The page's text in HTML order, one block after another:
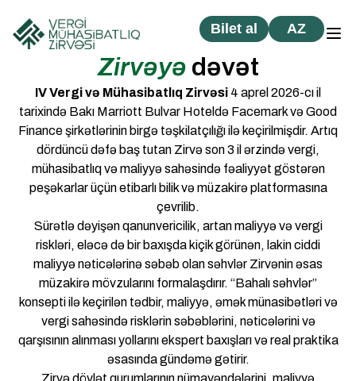
Bilet al AZ
Zirvəyə dəvət
IV Vergi və Mühasibatlıq Zirvəsi 4 aprel 2026-cı il
tarixində Bakı Marriott Bulvar Hoteldə Facemark və Good
Finance şirkətlərinin birgə təşkilatçılığı ilə keçirilmişdir. Artıq
dördüncü dəfə baş tutan Zirvə son 3 il ərzində vergi,
mühasibatlıq və maliyyə sahəsində fəaliyyət göstərən
peşəkarlar üçün etibarlı bilik və müzakirə platformasına
çevrilib.
Sürətlə dəyişən qanunvericilik, artan maliyyə və vergi
riskləri, eləcə də bir baxışda kiçik görünən, lakin ciddi
maliyyə nəticələrinə səbəb olan səhvlər Zirvənin əsas
müzakirə mövzularını formalaşdırır. “Bahalı səhvlər”
konsepti ilə keçirilən tədbir, maliyyə, əmək münasibətləri və
vergi sahəsində risklərin səbəblərini, nəticələrini və
qarşısının alınması yollarını ekspert baxışları və real praktika
əsasında gündəmə gətirir.
Zirvə dövlət qurumlarının nümayəndələrini, maliyyə